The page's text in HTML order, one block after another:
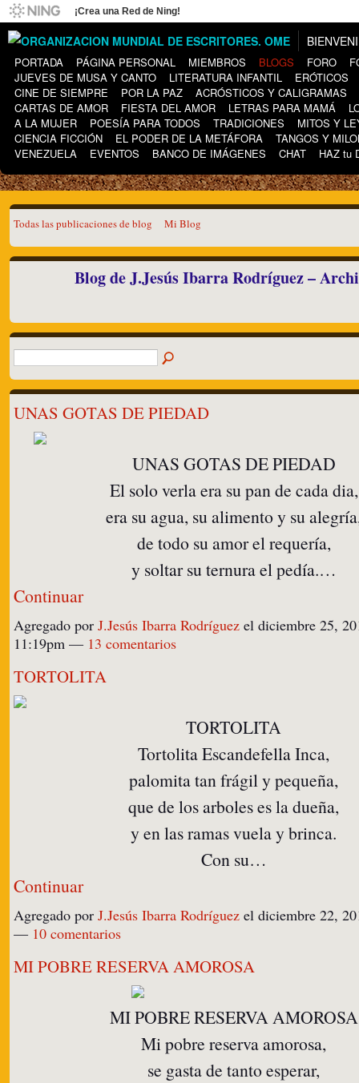
¡Crea una Red de Ning!
PORTADA PÁGINA PERSONAL MIEMBROS BLOGS FORO
JUEVES DE MUSA Y CANTO
LITERATURA INFANTIL
ERÓTICOS
CINE DE SIEMPRE
POR LA PAZ
ACRÓSTICOS Y CALIGRAMAS
CARTAS DE AMOR
FIESTA DEL AMOR LETRAS PARA MAMÁ
A LA MUJER
POESÍA PARA TODOS TRADICIONES
MITOS Y
CIENCIA FICCIÓN
EL PODER DE LA METÁFORA
TANGOS Y
VENEZUELA
EVENTOS BANCO DE IMÁGENES CHAT HAZ tu
Todas las publicaciones de blog Mi Blog
Blog de J.Jesús Ibarra Rodríguez –
UNAS GOTAS DE PIEDAD
UNAS GOTAS DE PIEDAD
El solo verla era su pan de cada dia,
era su agua, su alimento y su
de todo su amor el requería,
y soltar su ternura el pedía.…
Continuar
Agregado por J.Jesús Ibarra Rodríguez el diciembre 25,
11:19pm — 13 comentarios
TORTOLITA
TORTOLITA
Tortolita Escandefella Inca,
palomita tan frágil y pequeña,
que de los arboles es la dueña,
y en las ramas vuela y brinca.
Con su…
Continuar
Agregado por J.Jesús Ibarra Rodríguez el diciembre 22,
— 10 comentarios
MI POBRE RESERVA AMOROSA
MI POBRE RESERVA AMOROSA
Mi pobre reserva amorosa,
se gasta de tanto esperar,